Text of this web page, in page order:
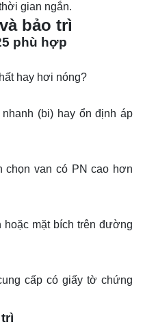
gian ngắn.
bảo trì
phù hợp
hay hơi nóng?
(bi) hay ổn định áp
chọn van có PN cao hơn
hoặc mặt bích trên đường
cấp có giấy tờ chứng